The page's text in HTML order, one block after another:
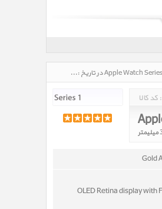
شده است که با نهایت ظرافت
ساعت اپل سری 1 Apple Watch Series 1، قیمت روز خرید و فروش و مشخصات فنی ساعت اپل سری 1 Apple Watch Series 1 در تاریخ : 1405/05/15 - ساعت : 12:40
کد کالا :
Gold
OLED Retina display with